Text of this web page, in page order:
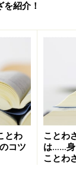
す。
の実例ケース
頼まれたK子さ
生懸命来客の
に着いた頃だ
ご祝儀が山積
凝った作りのも
を紹介！
とわ
コツ
ことわ
は……身
ことわ